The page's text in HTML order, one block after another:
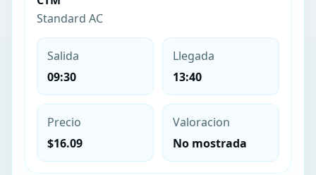
Standard AC
Salida
09:30
Llegada
13:40
Precio
$16.09
Valoracion
No mostrada